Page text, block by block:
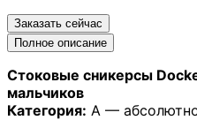
Заказать сейчас
Полное описание
Стоковые сникерсы
мальчиков
Категория: A —